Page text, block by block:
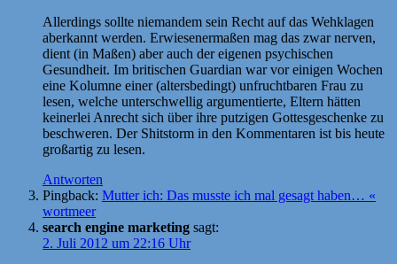
Allerdings sollte niemandem sein Recht auf das Wehklagen
aberkannt werden. Erwiesenermaßen mag das zwar nerven,
dient (in Maßen) aber auch der eigenen psychischen
Gesundheit. Im britischen Guardian war vor einigen Wochen
eine Kolumne einer (altersbedingt) unfruchtbaren Frau zu
lesen, welche unterschwellig argumentierte, Eltern hätten
keinerlei Anrecht sich über ihre putzigen Gottesgeschenke zu
beschweren. Der Shitstorm in den Kommentaren ist bis heute
großartig zu lesen.
Antworten
Pingback: Mutter ich: Das musste ich mal gesagt haben… «
wortmeer
search engine marketing sagt:
2. Juli 2012 um 22:16 Uhr